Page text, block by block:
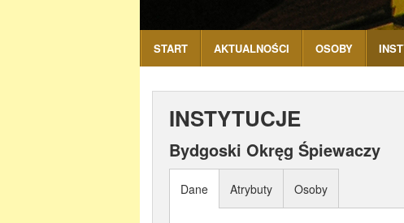
START AKTUALNOŚCI OSOBY
INSTYTUCJE
Bydgoski Okręg Śpiewaczy
Dane Atrybuty
Osoby